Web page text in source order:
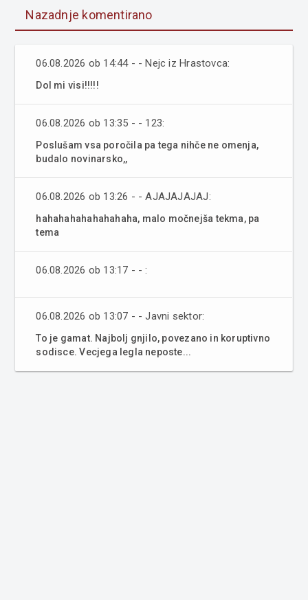
Nazadnje komentirano
06.08.2026 ob 14:44 - - Nejc iz Hrastovca:
Dol mi visi!!!!!
06.08.2026 ob 13:35 - - 123:
Poslušam vsa poročila pa tega nihče ne omenja,
budalo novinarsko,,
06.08.2026 ob 13:26 - - AJAJAJAJAJ:
hahahahahahahahaha, malo močnejša tekma, pa
tema
06.08.2026 ob 13:17 - - :
06.08.2026 ob 13:07 - - Javni sektor:
To je gamat. Najbolj gnjilo, povezano in koruptivno
sodisce. Vecjega legla neposte...